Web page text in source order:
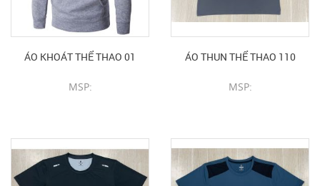
ÁO KHOÁT THỂ THAO 01
MSP:
ÁO THUN THỂ THAO 110
MSP: